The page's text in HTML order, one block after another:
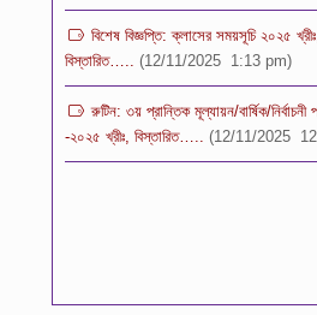
বিস্তারিত…..
(12/11/2025 1:13 pm)
রুটিন: ৩য় প্রান্তিক মূল্যায়ন/বার্ষিক/নির্বাচনী
-২০২৫ খ্রীঃ, বিস্তারিত…..
(12/11/2025